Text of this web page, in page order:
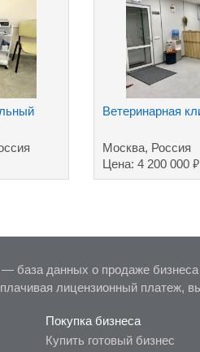
Ветеринарная
Москва, Россия
Цена: 4 200 000₽
база данных о продаже
лицензионный платеж,
Покупка бизнеса
Купить готовый бизнес